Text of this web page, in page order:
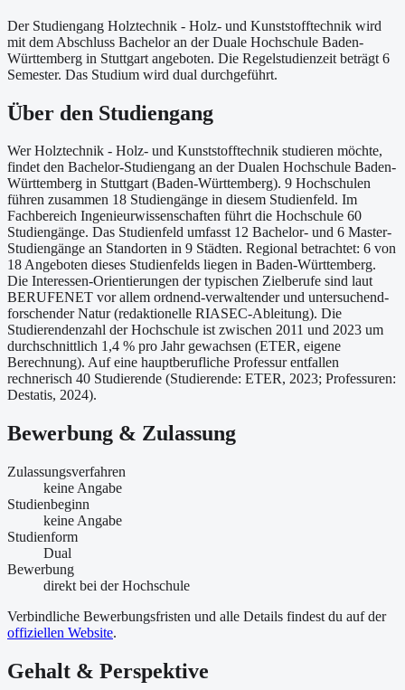
Der Studiengang Holztechnik - Holz- und Kunststofftechnik wird
mit dem Abschluss Bachelor an der Duale Hochschule Baden-
Württemberg in Stuttgart angeboten. Die Regelstudienzeit beträgt 6
Semester. Das Studium wird dual durchgeführt.
Über den Studiengang
Wer Holztechnik - Holz- und Kunststofftechnik studieren möchte,
findet den Bachelor-Studiengang an der Dualen Hochschule Baden-
Württemberg in Stuttgart (Baden-Württemberg). 9 Hochschulen
führen zusammen 18 Studiengänge in diesem Studienfeld. Im
Fachbereich Ingenieurwissenschaften führt die Hochschule 60
Studiengänge. Das Studienfeld umfasst 12 Bachelor- und 6 Master-
Studiengänge an Standorten in 9 Städten. Regional betrachtet: 6 von
18 Angeboten dieses Studienfelds liegen in Baden-Württemberg.
Die Interessen-Orientierungen der typischen Zielberufe sind laut
BERUFENET vor allem ordnend-verwaltender und untersuchend-
forschender Natur (redaktionelle RIASEC-Ableitung). Die
Studierendenzahl der Hochschule ist zwischen 2011 und 2023 um
durchschnittlich 1,4 % pro Jahr gewachsen (ETER, eigene
Berechnung). Auf eine hauptberufliche Professur entfallen
rechnerisch 40 Studierende (Studierende: ETER, 2023; Professuren:
Destatis, 2024).
Bewerbung & Zulassung
Zulassungsverfahren
keine Angabe
Studienbeginn
keine Angabe
Studienform
Dual
Bewerbung
direkt bei der Hochschule
Verbindliche Bewerbungsfristen und alle Details findest du auf der
offiziellen Website.
Gehalt & Perspektive